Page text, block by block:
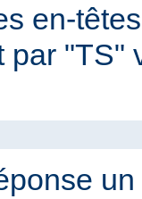
en-
par "TS"